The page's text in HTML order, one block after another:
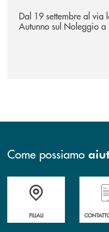
Dal 19 settembre al via
Autunno sul Noleggio a
Come possiamo
Trova la filiale più vicina a te
FILIALI
Hai